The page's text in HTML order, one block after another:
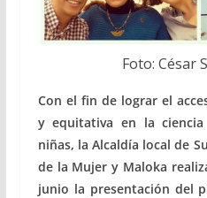
Foto: César
Con el fin de lograr el
y equitativa en la
niñas, la Alcaldía local de
de la Mujer y Maloka
junio la presentación del